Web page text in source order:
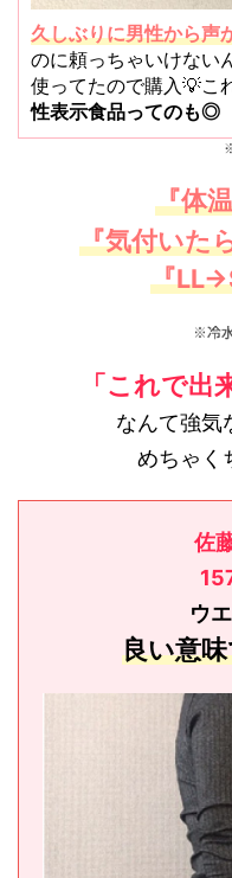
久しぶりに男性から声
のに頼っちゃいけない
使ってたので購入💡こ
性表示食品ってのも◎
『体
『気付いた
『
「これで出
なんて強気
めちゃく
佐
ウ
良い意